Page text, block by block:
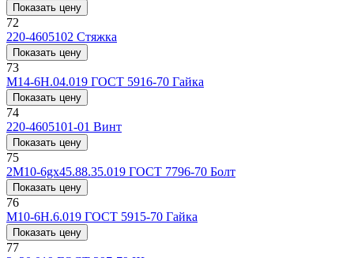
Показать цену
72
220-4605102 Стяжка
Показать цену
73
М14-6Н.04.019 ГОСТ 5916-70 Гайка
Показать цену
74
220-4605101-01 Винт
Показать цену
75
2M10-6gx45.88.35.019 ГОСТ 7796-70 Болт
Показать цену
76
М10-6Н.6.019 ГОСТ 5915-70 Гайка
Показать цену
77